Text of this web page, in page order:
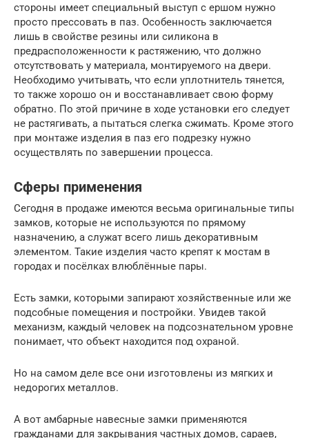
стороны имеет специальный выступ с ершом нужно
просто прессовать в паз. Особенность заключается
лишь в свойстве резины или силикона в
предрасположенности к растяжению, что должно
отсутствовать у материала, монтируемого на двери.
Необходимо учитывать, что если уплотнитель тянется,
то также хорошо он и восстанавливает свою форму
обратно. По этой причине в ходе установки его следует
не растягивать, а пытаться слегка сжимать. Кроме этого
при монтаже изделия в паз его подрезку нужно
осуществлять по завершении процесса.
Сферы применения
Сегодня в продаже имеются весьма оригинальные типы
замков, которые не используются по прямому
назначению, а служат всего лишь декоративным
элементом. Такие изделия часто крепят к мостам в
городах и посёлках влюблённые пары.
Есть замки, которыми запирают хозяйственные или же
подсобные помещения и постройки. Увидев такой
механизм, каждый человек на подсознательном уровне
понимает, что объект находится под охраной.
Но на самом деле все они изготовлены из мягких и
недорогих металлов.
А вот амбарные навесные замки применяются
гражданами для закрывания частных домов, сараев,